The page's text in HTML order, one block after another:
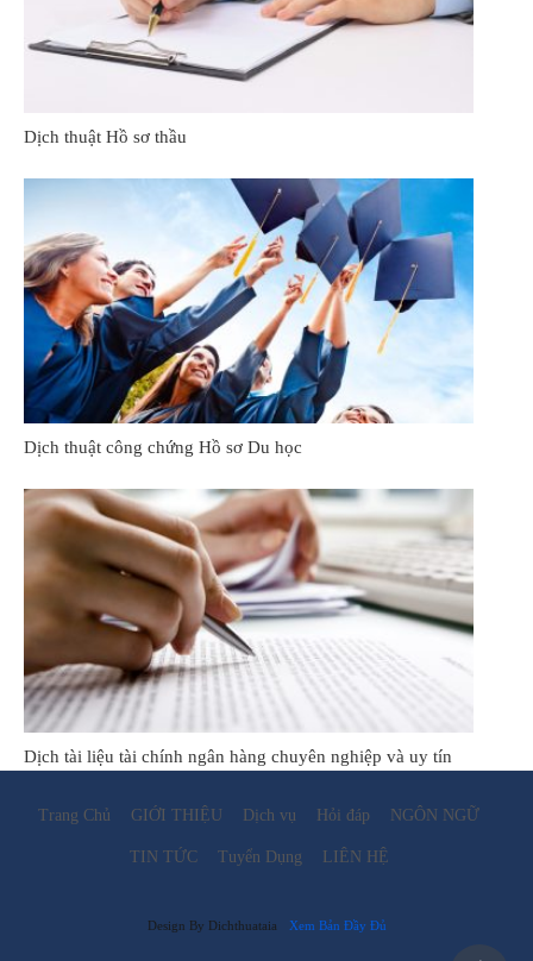
Dịch thuật Hồ sơ thầu
Dịch thuật công chứng Hồ sơ Du học
Dịch tài liệu tài chính ngân hàng chuyên nghiệp và uy tín
Trang Chủ GIỚI THIỆU Dịch vụ Hỏi đáp NGÔN NGỮ
TIN TỨC Tuyển Dụng LIÊN HỆ
Design By Dichthuataia Xem Bản Đầy Đủ